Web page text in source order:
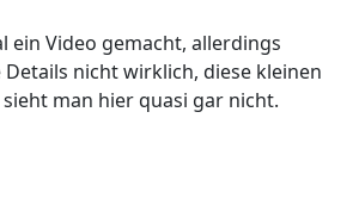
ein Video gemacht, allerdings
nicht wirklich, diese kleinen
man hier quasi gar nicht.